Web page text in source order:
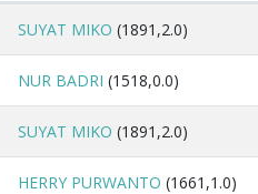
SUYAT MIKO (1891,2.0)
NUR BADRI (1518,0.0)
SUYAT MIKO (1891,2.0)
HERRY PURWANTO (1661,1.0)